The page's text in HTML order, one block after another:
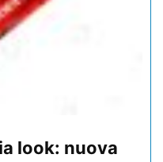
look: nuova